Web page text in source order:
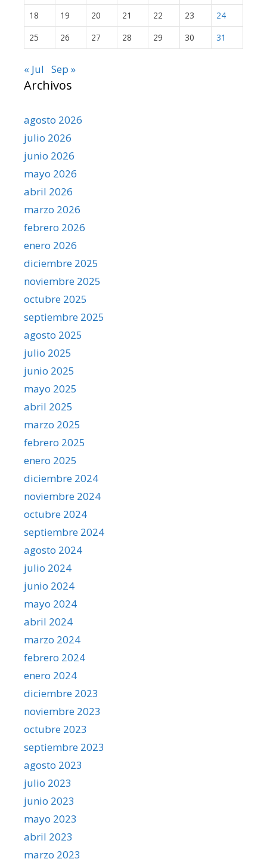
18
19 20 21 22 23
24
25
26 27 28 29 30 31
« Jul Sep »
Archivos
agosto 2026
julio 2026
junio 2026
mayo 2026
abril 2026
marzo 2026
febrero 2026
enero 2026
diciembre 2025
noviembre 2025
octubre 2025
septiembre 2025
agosto 2025
julio 2025
junio 2025
mayo 2025
abril 2025
marzo 2025
febrero 2025
enero 2025
diciembre 2024
noviembre 2024
octubre 2024
septiembre 2024
agosto 2024
julio 2024
junio 2024
mayo 2024
abril 2024
marzo 2024
febrero 2024
enero 2024
diciembre 2023
noviembre 2023
octubre 2023
septiembre 2023
agosto 2023
julio 2023
junio 2023
mayo 2023
abril 2023
marzo 2023